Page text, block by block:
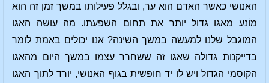
האנושי כאשר האדם הוא ער, ובגלל פעילותו במשך זמן זה הוא
מוֹנע מאגו גדול יותר את תחום השפעתו. מה עושה האגו
המוגבל שלנו למעשה במשך השינה? אנו יכולים באמת לומר
בדייקנות גדולה שאגו זה ששחרר עצמו במשך היום מהאגו
הקוסמי הגדול ויש לו יד חופשית בגוף האנושי, יורד לתוך האגו